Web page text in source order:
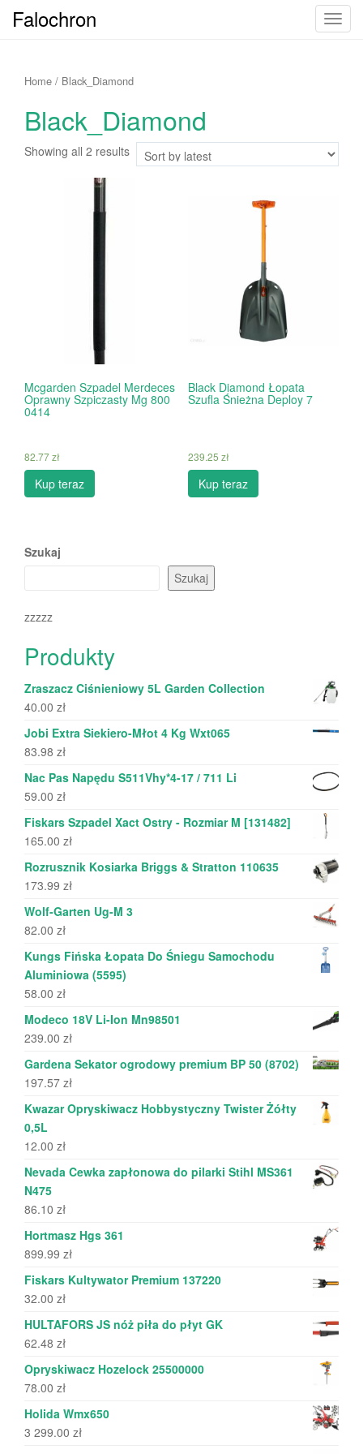
T
a
v
Falochron
Home / Black_Diamond
Black_Diamond
Showing all 2 results
Mcgarden Szpadel Merdeces
Oprawny Szpiczasty Mg 800
0414
82.77zł
Kup teraz
Black Diamond Łopata
Szufla Śnieżna Deploy 7
239.25 zł
Kup teraz
Szukaj
Szukaj
zzzzz
Produkty
Zraszacz Ciśnieniowy 5L Garden Collection
40.00 zł
Jobi Extra Siekiero-Młot 4 Kg Wxt065
83.98 zł
Nac Pas Napędu S511Vhy*4-17 / 711 Li
59.00 zł
Fiskars Szpadel Xact Ostry - Rozmiar M [131482]
165.00 zł
Rozrusznik Kosiarka Briggs & Stratton 110635
173.99 zł
Wolf-Garten Ug-M 3
82.00 zł
Kungs Fińska Łopata Do Śniegu Samochodu
Aluminiowa (5595)
58.00 zł
Modeco 18V Li-Ion Mn98501
239.00 zł
Gardena Sekator ogrodowy premium BP 50 (8702)
197.57 zł
Kwazar Opryskiwacz Hobbystyczny Twister Żółty
0,5L
12.00 zł
Nevada Cewka zapłonowa do pilarki Stihl MS361
N475
86.10 zł
Hortmasz Hgs 361
899.99 zł
Fiskars Kultywator Premium 137220
32.00 zł
HULTAFORS JS nóż piła do płyt GK
62.48 zł
Opryskiwacz Hozelock 25500000
78.00 zł
Holida Wmx650
3 299.00 zł